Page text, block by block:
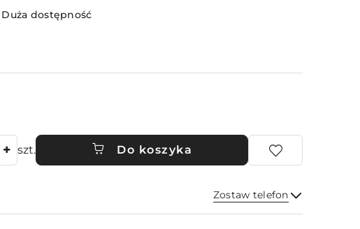
Duża dostępność
szt. Do koszyka
Zostaw telefon
Wyślij